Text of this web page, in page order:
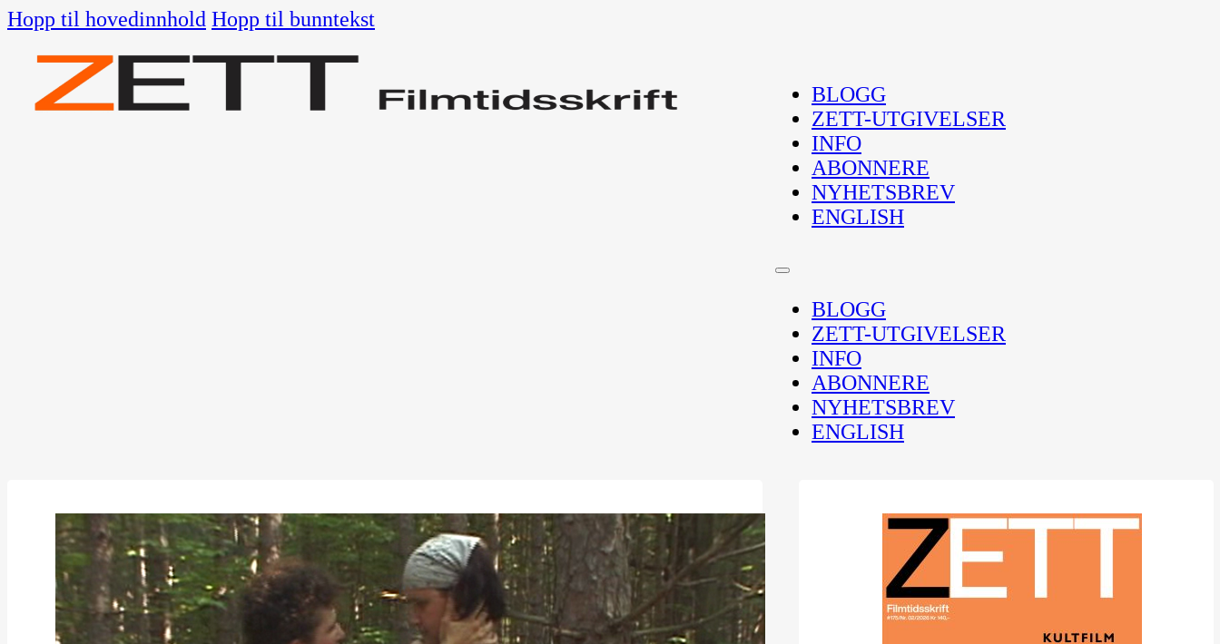
Hopp til hovedinnhold Hopp til bunntekst
BLOGG
ZETT-UTGIVELSER
INFO
ABONNERE
NYHETSBREV
ENGLISH
BLOGG
ZETT-UTGIVELSER
INFO
ABONNERE
NYHETSBREV
ENGLISH